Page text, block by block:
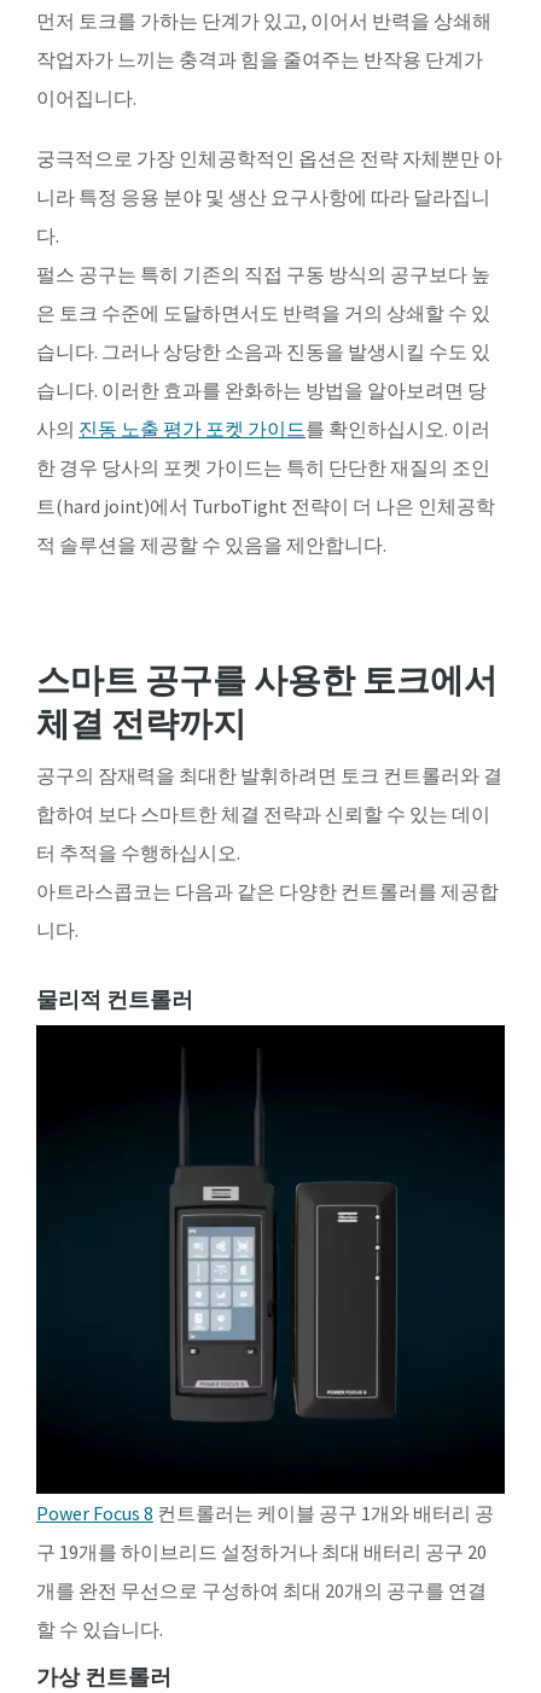
먼저 토크를 가하는 단계가 있고, 이어서 반력을 상쇄해
작업자가 느끼는 충격과 힘을 줄여주는 반작용 단계가
이어집니다.
궁극적으로 가장 인체공학적인 옵션은 전략 자체뿐만 아
니라 특정 응용 분야 및 생산 요구사항에 따라 달라집니
다.
펄스 공구는 특히 기존의 직접 구동 방식의 공구보다 높
은 토크 수준에 도달하면서도 반력을 거의 상쇄할 수 있
습니다. 그러나 상당한 소음과 진동을 발생시킬 수도 있
습니다. 이러한 효과를 완화하는 방법을 알아보려면 당
사의 진동 노출 평가 포켓 가이드를 확인하십시오. 이러
한 경우 당사의 포켓 가이드는 특히 단단한 재질의 조인
트(hard joint)에서 TurboTight 전략이 더 나은 인체공학
적 솔루션을 제공할 수 있음을 제안합니다.
스마트 공구를 사용한 토크에서
체결 전략까지
공구의 잠재력을 최대한 발휘하려면 토크 컨트롤러와 결
합하여 보다 스마트한 체결 전략과 신뢰할 수 있는 데이
터 추적을 수행하십시오.
아트라스콥코는 다음과 같은 다양한 컨트롤러를 제공합
니다.
물리적 컨트롤러
Power Focus 8 컨트롤러는 케이블 공구 1개와 배터리 공
구 19개를 하이브리드 설정하거나 최대 배터리 공구 20
개를 완전 무선으로 구성하여 최대 20개의 공구를 연결
할 수 있습니다.
가상 컨트롤러